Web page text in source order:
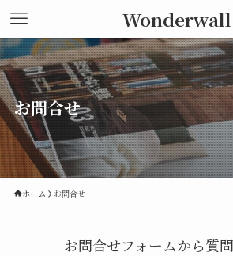
Wonderwall
お問合せ
ホーム お問合せ
お問合せフォームから質